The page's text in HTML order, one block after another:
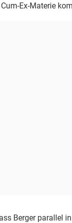
Ex-Materie
Berger parallel